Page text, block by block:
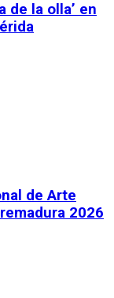
de la olla’ en
de Arte
2026